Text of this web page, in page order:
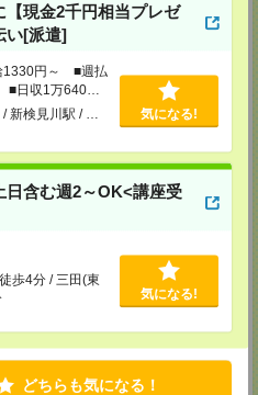
【現金2千円相当プレゼ
い[派遣]
1330円～ ■週払
日収1万640円
新検見川駅 / … 気になる!
日含む週2～OK<講座受
歩4分 / 三田(東
気になる!
どちらも気になる！
1 横浜ランドマークタワー36F
桜木町 1-10-16 シーノ大宮ノース